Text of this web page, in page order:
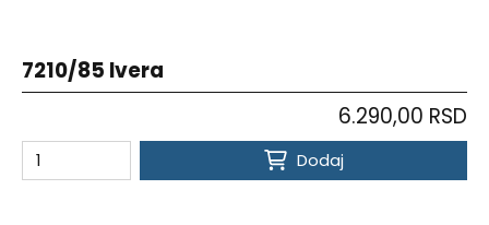
7210/85 Ivera
6.290,00 RSD
Dodaj